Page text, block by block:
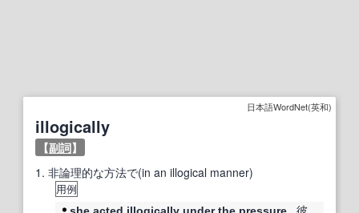
日本語WordNet(英和)
illogically
【副詞】
1. 非論理的な方法で(in an illogical manner)
用例